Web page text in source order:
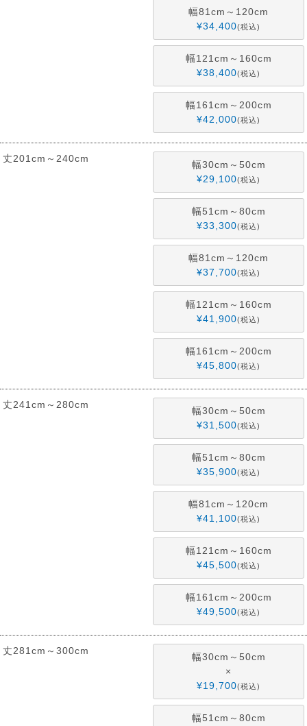
幅81cm～120cm
¥34,400 税込
幅121cm～160cm
¥38,400 税込
幅161cm～200cm
¥42,000 税込
丈201cm～240cm
幅30cm～50cm
¥29,100 税込
幅51cm～80cm
¥33,300 税込
幅81cm～120cm
¥37,700 税込
幅121cm～160cm
¥41,900 税込
幅161cm～200cm
¥45,800 税込
丈241cm～280cm
幅30cm～50cm
¥31,500 税込
幅51cm～80cm
¥35,900 税込
幅81cm～120cm
¥41,100 税込
幅121cm～160cm
¥45,500 税込
幅161cm～200cm
¥49,500 税込
丈281cm～300cm
幅30cm～50cm
×
¥19,700 税込
幅51cm～80cm